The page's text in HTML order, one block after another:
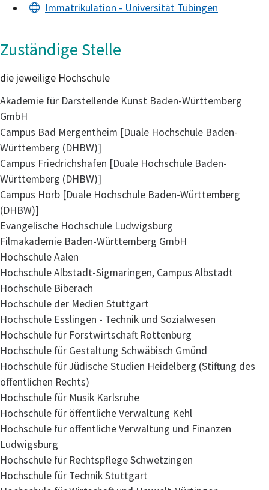
Immatrikulation - Universität Tübingen
Zuständige Stelle
die jeweilige Hochschule
Akademie für Darstellende Kunst Baden-Württemberg
GmbH
Campus Bad Mergentheim [Duale Hochschule Baden-
Württemberg (DHBW)]
Campus Friedrichshafen [Duale Hochschule Baden-
Württemberg (DHBW)]
Campus Horb [Duale Hochschule Baden-Württemberg
(DHBW)]
Evangelische Hochschule Ludwigsburg
Filmakademie Baden-Württemberg GmbH
Hochschule Aalen
Hochschule Albstadt-Sigmaringen, Campus Albstadt
Hochschule Biberach
Hochschule der Medien Stuttgart
Hochschule Esslingen - Technik und Sozialwesen
Hochschule für Forstwirtschaft Rottenburg
Hochschule für Gestaltung Schwäbisch Gmünd
Hochschule für Jüdische Studien Heidelberg (Stiftung des
öffentlichen Rechts)
Hochschule für Musik Karlsruhe
Hochschule für öffentliche Verwaltung Kehl
Hochschule für öffentliche Verwaltung und Finanzen
Ludwigsburg
Hochschule für Rechtspflege Schwetzingen
Hochschule für Technik Stuttgart